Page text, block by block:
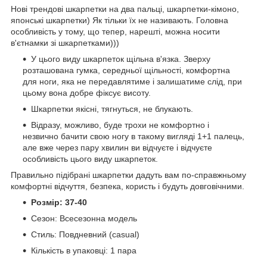
Нові трендові шкарпетки на два пальці, шкарпетки-кімоно,
японські шкарпетки) Як тільки їх не називають. Головна
особливість у тому, що тепер, нарешті, можна носити
в'єтнамки зі шкарпетками)))
У цього виду шкарпеток щільна в'язка. Зверху
розташована гумка, середньої щільності, комфортна
для ноги, яка не передавлятиме і залишатиме слід, при
цьому вона добре фіксує висоту.
Шкарпетки якісні, тягнуться, не блукають.
Відразу, можливо, буде трохи не комфортно і
незвично бачити свою ногу в такому вигляді 1+1 палець,
але вже через пару хвилин ви відчуєте і відчуєте
особливість цього виду шкарпеток.
Правильно підібрані шкарпетки дадуть вам по-справжньому
комфортні відчуття, безпека, користь і будуть довговічними.
Розмір: 37-40
Сезон: Всесезонна модель
Стиль: Повдневний (casual)
Кількість в упаковці: 1 пара